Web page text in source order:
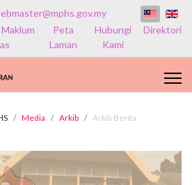
Peta
Laman
Hubungi
Kami
Direktori
Media Arkib Arkib Berita